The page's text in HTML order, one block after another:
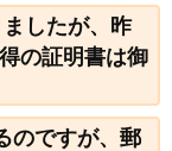
したが、昨
の証明書は御
のですが、郵